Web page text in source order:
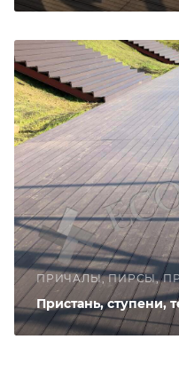
ПРИЧАЛЫ, ПИРСЫ,
Пристань, ступени,